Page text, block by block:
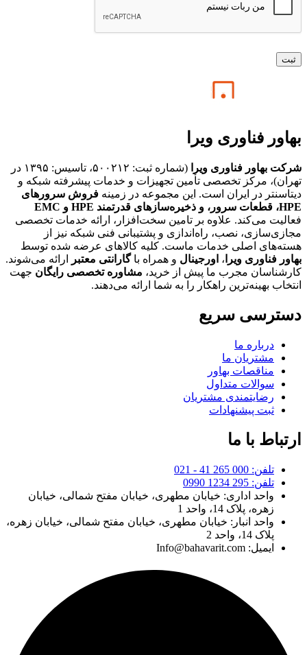
بهاور فناوری ویرا
شرکت بهاور فناوری ویرا
(شماره ثبت: ۵۰۰۲۱۲، تاسیس: ۱۳۹۵ در
تهران)، مرکز تخصصی تأمین تجهیزات و خدمات پیشرفته شبکه و
دیتاسنتر در ایران است. این مجموعه در زمینه فروش سرورهای
HPE، قطعات سرور، و ذخیره‌سازهای قدرتمند HPE و EMC
فعالیت می‌کند. علاوه بر تامین سخت‌افزار، ارائه خدمات تخصصی
مجازی‌سازی، نصب، راه‌اندازی و پشتیبانی فنی شبکه نیز از
هسته‌های اصلی خدمات ماست. کلیه کالاهای عرضه شده توسط
بهاور فناوری ویرا ، اورجینال و همراه باگارانتی معتبر
ارائه می‌شوند.
کارشناسان مجرب ما پیش از خرید، مشاوره تخصصی رایگان جهت
انتخاب بهینه‌ترین راهکار را به شما ارائه می‌دهند.
دسترسی سریع
درباره ما
مشتریان ما
مناقصات بهاور
سوالات متداول
رضایتمندی مشتریان
ثبت پیشنهادات
ارتباط با ما
تلفن: 000 265 41 - 021
تلفن: 295 1234 0990
واحد اداری: خیابان مطهری، خیابان مفتح شمالی، خیابان
زهره، پلاک 14، واحد 1
واحد انبار: خیابان مطهری، خیابان مفتح شمالی، خیابان زهره،
پلاک 14، واحد 2
ایمیل: Info@bahavarit.com